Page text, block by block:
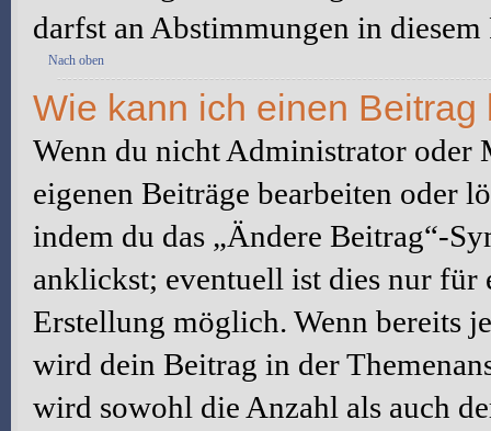
darfst an Abstimmungen in
Nach oben
Wie kann ich einen
Wenn du nicht Administrator oder
eigenen Beiträge bearbeiten oder
indem du das „Ändere Beitrag“-
anklickst; eventuell ist dies nur für
Erstellung möglich. Wenn bereits
wird dein Beitrag in der
wird sowohl die Anzahl als auch